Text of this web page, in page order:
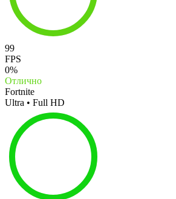
99
FPS
0%
Отлично
Fortnite
Ultra • Full HD